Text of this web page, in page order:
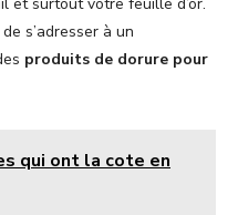
et surtout votre feuille d’or.
s’adresser à un
produits de dorure pour
qui ont la cote en